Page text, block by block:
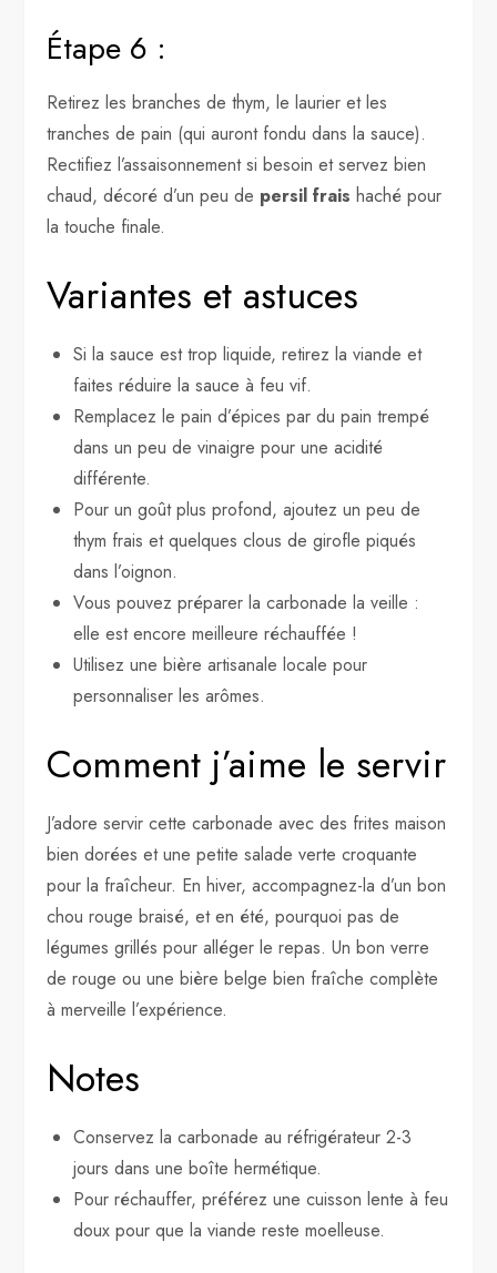
Étape 6 :
Retirez les branches de thym, le laurier et les
tranches de pain (qui auront fondu dans la sauce).
Rectifiez l’assaisonnement si besoin et servez bien
chaud, décoré d’un peu de persil frais haché pour
la touche finale.
Variantes et astuces
Si la sauce est trop liquide, retirez la viande et
faites réduire la sauce à feu vif.
Remplacez le pain d’épices par du pain trempé
dans un peu de vinaigre pour une acidité
différente.
Pour un goût plus profond, ajoutez un peu de
thym frais et quelques clous de girofle piqués
dans l’oignon.
Vous pouvez préparer la carbonade la veille :
elle est encore meilleure réchauffée !
Utilisez une bière artisanale locale pour
personnaliser les arômes.
Comment j’aime le servir
J’adore servir cette carbonade avec des frites maison
bien dorées et une petite salade verte croquante
pour la fraîcheur. En hiver, accompagnez-la d’un bon
chou rouge braisé, et en été, pourquoi pas de
légumes grillés pour alléger le repas. Un bon verre
de rouge ou une bière belge bien fraîche complète
à merveille l’expérience.
Notes
Conservez la carbonade au réfrigérateur 2-3
jours dans une boîte hermétique.
Pour réchauffer, préférez une cuisson lente à feu
doux pour que la viande reste moelleuse.